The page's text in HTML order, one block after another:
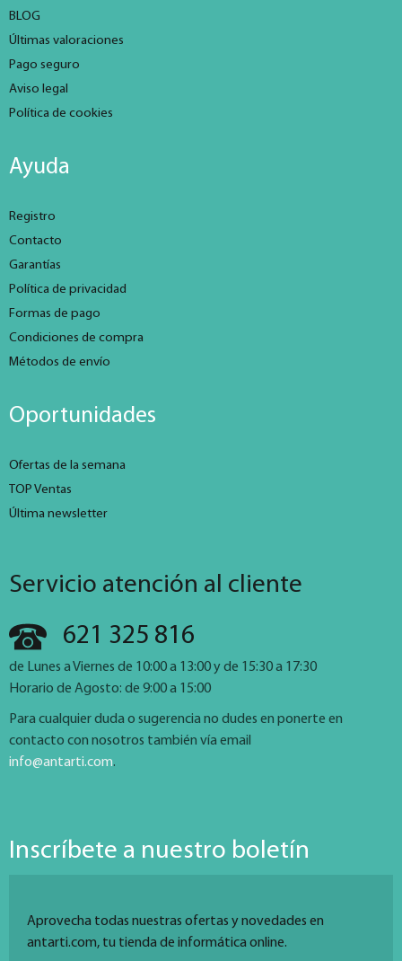
BLOG
Últimas valoraciones
Pago seguro
Aviso legal
Política de cookies
Ayuda
Registro
Contacto
Garantías
Política de privacidad
Formas de pago
Condiciones de compra
Métodos de envío
Oportunidades
Ofertas de la semana
TOP Ventas
Última newsletter
Servicio atención al cliente
621 325 816
de Lunes a Viernes de 10:00 a 13:00 y de 15:30 a 17:30
Horario de Agosto: de 9:00 a 15:00
Para cualquier duda o sugerencia no dudes en ponerte en
contacto con nosotros también vía email
info@antarti.com.
Inscríbete a nuestro boletín
Aprovecha todas nuestras ofertas y novedades en
antarti.com, tu tienda de informática online.